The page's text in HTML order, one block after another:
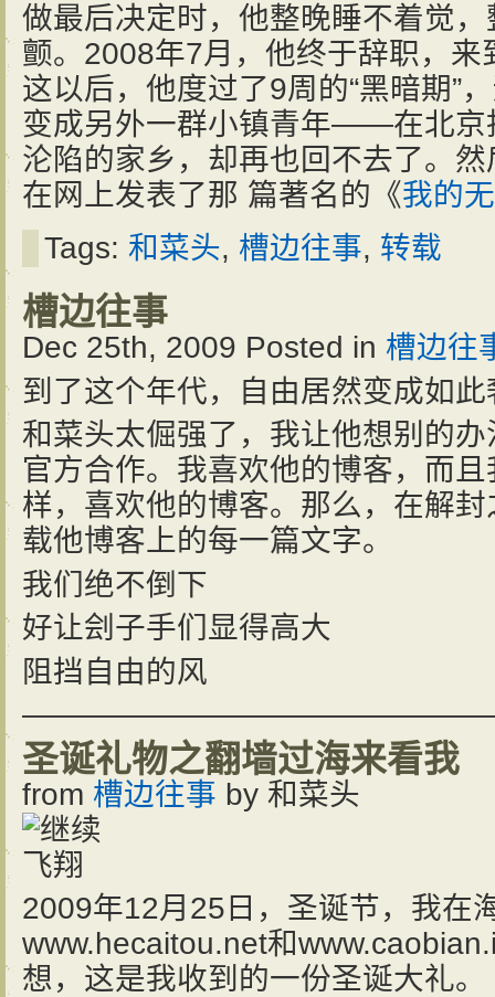
做最后决定时，他整晚睡不着觉
颤。2008年7月，他终于辞职，
这以后，他度过了9周的“黑暗期”
变成另外一群小镇青年——在北京
沦陷的家乡，却再也回不去了。
在网上发表了那 篇著名的《我的
Tags: 和菜头, 槽边往事, 转载
槽边往事
Dec 25th, 2009 Posted in 槽边往
到了这个年代，自由居然变成如
和菜头太倔强了，我让他想别的
官方合作。我喜欢他的博客，而
样，喜欢他的博客。那么，在解
载他博客上的每一篇文字。
我们绝不倒下
好让刽子手们显得高大
阻挡自由的风
圣诞礼物之翻墙过海来看我
from 槽边往事 by 和菜头
2009年12月25日，圣诞节，我在
www.hecaitou.net和
想，这是我收到的一份圣诞大礼。